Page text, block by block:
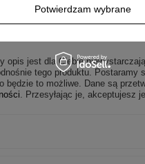
O PRODUKT
opis jest dla Ciebie
tego produktu. Postaramy
będzie to możliwe. Dane są
. Przesyłając je, akceptujesz
Potwierdzam wybrane